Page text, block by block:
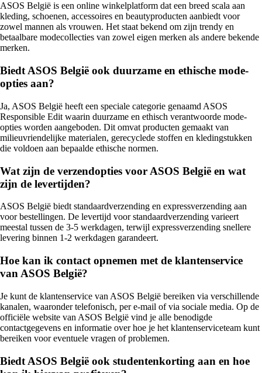
ASOS België is een online winkelplatform dat een breed scala aan
kleding, schoenen, accessoires en beautyproducten aanbiedt voor
zowel mannen als vrouwen. Het staat bekend om zijn trendy en
betaalbare modecollecties van zowel eigen merken als andere bekende
merken.
Biedt ASOS België ook duurzame en ethische mode-
opties aan?
Ja, ASOS België heeft een speciale categorie genaamd ASOS
Responsible Edit waarin duurzame en ethisch verantwoorde mode-
opties worden aangeboden. Dit omvat producten gemaakt van
milieuvriendelijke materialen, gerecyclede stoffen en kledingstukken
die voldoen aan bepaalde ethische normen.
Wat zijn de verzendopties voor ASOS België en wat
zijn de levertijden?
ASOS België biedt standaardverzending en expressverzending aan
voor bestellingen. De levertijd voor standaardverzending varieert
meestal tussen de 3-5 werkdagen, terwijl expressverzending snellere
levering binnen 1-2 werkdagen garandeert.
Hoe kan ik contact opnemen met de klantenservice
van ASOS België?
Je kunt de klantenservice van ASOS België bereiken via verschillende
kanalen, waaronder telefonisch, per e-mail of via sociale media. Op de
officiële website van ASOS België vind je alle benodigde
contactgegevens en informatie over hoe je het klantenserviceteam kunt
bereiken voor eventuele vragen of problemen.
Biedt ASOS België ook studentenkorting aan en hoe